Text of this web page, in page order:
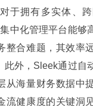
于拥有多实体、
中化管理平台能够
整合难题，其效率
此外，Sleek通过自
从海量财务数据中
流健康度的关键洞